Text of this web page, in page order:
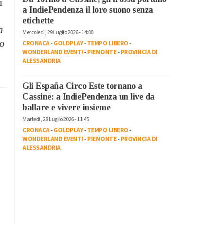
a IndiePendenza il loro suono senza
etichette
Mercoledì, 29 Luglio 2026 - 14:00
CRONACA-GOLDPLAY-TEMPO LIBERO-
WONDERLAND EVENTI-PIEMONTE-PROVINCIA DI
ALESSANDRIA
Gli España Circo Este tornano a
Cassine: a IndiePendenza un live da
ballare e vivere insieme
Martedì, 28 Luglio 2026 - 11:45
CRONACA-GOLDPLAY-TEMPO LIBERO-
WONDERLAND EVENTI-PIEMONTE-PROVINCIA DI
ALESSANDRIA